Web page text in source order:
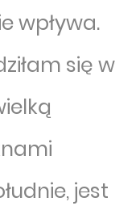
wpływa.
się w
jest